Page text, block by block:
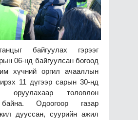
байгуулах гэрээг
06-нд байгуулсан бөгөөд
хүчний оргил ачааллын
11 дүгээр сарын 30-нд
оруулахаар төлөвлөн
Одоогоор газар
дууссан, суурийн ажил